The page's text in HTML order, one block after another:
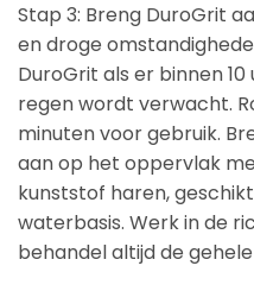
Stap 3: Breng DuroGrit
en droge
DuroGrit als er binnen
regen wordt verwacht.
minuten voor gebruik.
aan op het oppervlak
kunststof haren,
waterbasis. Werk in de
behandel altijd de